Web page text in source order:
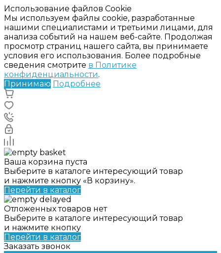
Использование файлов Cookie
Мы используем файлы cookie, разработанные
нашими специалистами и третьими лицами, для
анализа событий на нашем веб-сайте. Продолжая
просмотр страниц нашего сайта, вы принимаете
условия его использования. Более подробные
сведения смотрите в Политике
конфиденциальности.
Принимаю Подробнее
Ваша корзина пуста
Выберите в каталоге интересующий товар
и нажмите кнопку «В корзину».
Перейти в каталог
Отложенных товаров нет
Выберите в каталоге интересующий товар
и нажмите кнопку
Перейти в каталог
Заказать звонок